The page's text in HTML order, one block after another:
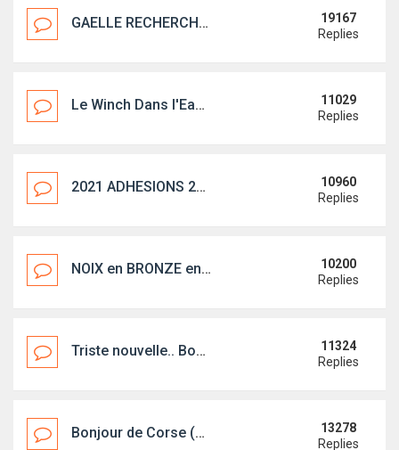
GAELLE RECHERCHE FIRST 18 QUILLARD sur le 06
19167
Replies
Le Winch Dans l'Eau Ed5
11029
Replies
2021 ADHESIONS 2021 : c'est parti !
10960
Replies
NOIX en BRONZE en achat groupé
10200
Replies
Triste nouvelle.. Bon vent cher Noël(ex-Bisoupic)
11324
Replies
Bonjour de Corse (Bastia)
13278
Replies